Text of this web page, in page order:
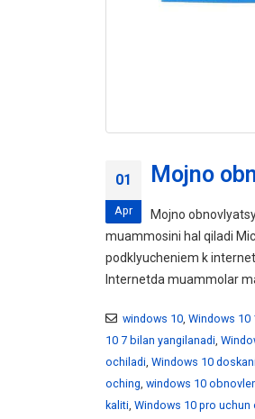
01
Apr
Mojno
Mojno
muammosini hal qiladi
podklyucheniem k
Internetda muammolar
windows 10, Windows 10
10 7 bilan yangilanadi,
ochiladi, Windows 10
oching, windows 10
kaliti, Windows 10 pro uchun